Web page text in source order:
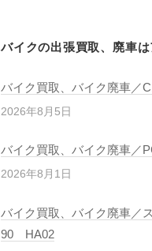
バイクの出張買取、廃車
バイク買取、バイク廃車／
2026年8月5日
バイク買取、バイク廃車／
2026年8月1日
バイク買取、バイク廃車／
90 HA02